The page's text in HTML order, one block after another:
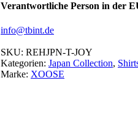
Verantwortliche Person in der
info@tbint.de
SKU: REHJPN-T-JOY
Kategorien: Japan Collection,
Marke: XOOSE